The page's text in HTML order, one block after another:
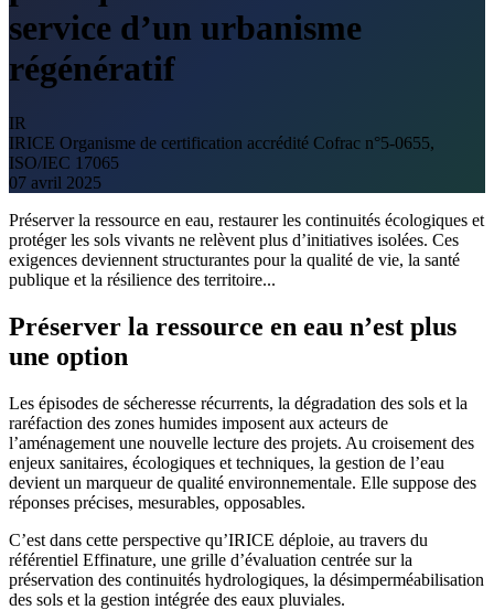
service d’un urbanisme
régénératif
IR
IRICE Organisme de certification accrédité Cofrac n°5-0655,
ISO/IEC 17065
07 avril 2025
Préserver la ressource en eau, restaurer les continuités écologiques et
protéger les sols vivants ne relèvent plus d’initiatives isolées. Ces
exigences deviennent structurantes pour la qualité de vie, la santé
publique et la résilience des territoire...
Préserver la ressource en eau n’est plus
une option
Les épisodes de sécheresse récurrents, la dégradation des sols et la
raréfaction des zones humides imposent aux acteurs de
l’aménagement une nouvelle lecture des projets. Au croisement des
enjeux sanitaires, écologiques et techniques, la gestion de l’eau
devient un marqueur de qualité environnementale. Elle suppose des
réponses précises, mesurables, opposables.
C’est dans cette perspective qu’IRICE déploie, au travers du
référentiel Effinature, une grille d’évaluation centrée sur la
préservation des continuités hydrologiques, la désimperméabilisation
des sols et la gestion intégrée des eaux pluviales.